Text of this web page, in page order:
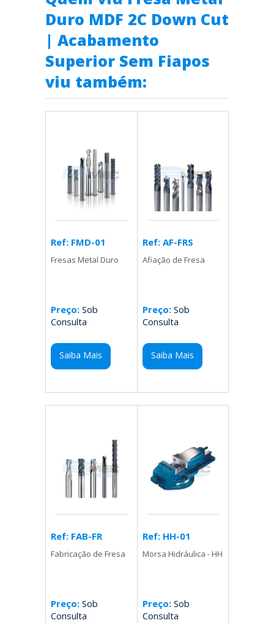
Duro MDF 2C Down Cut
| Acabamento
Superior Sem Fiapos
viu também:
Ref: FMD-01
Fresas Metal Duro
Preço: Sob
Consulta
Saiba Mais
Ref: AF-FRS
Afiação de Fresa
Preço:Sob
Consulta
Saiba Mais
Ref: FAB-FR
Fabricação de Fresa
Preço: Sob
Consulta
Ref: HH-01
Morsa Hidráulica - HH
Preço:Sob
Consulta